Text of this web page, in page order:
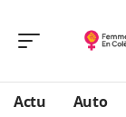
Actu Auto